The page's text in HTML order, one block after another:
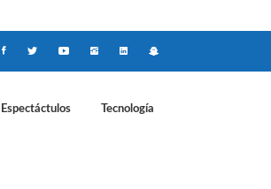
Espectáctulos Tecnología